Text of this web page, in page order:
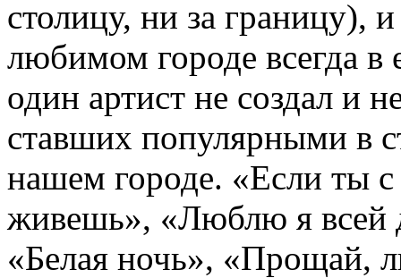
столицу, ни за границу),
любимом городе всегда в
один артист не создал и
ставших популярными в
нашем городе. «Если ты
живешь», «Люблю я всей
«Белая ночь», «Прощай,